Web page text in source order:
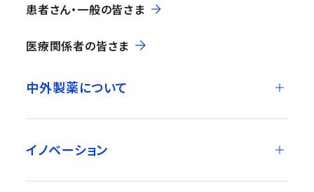
患者さん・一般の皆さま
医療関係者の皆さま
中外製薬について
イノベーション